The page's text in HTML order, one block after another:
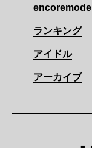
encoremode
ランキング
アイドル
アーカイブ